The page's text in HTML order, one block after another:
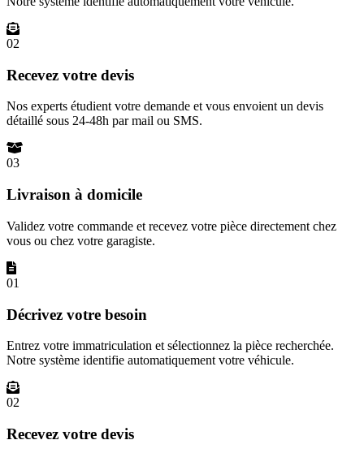
02
Recevez votre devis
Nos experts étudient votre demande et vous envoient un devis
détaillé sous 24-48h par mail ou SMS.
03
Livraison à domicile
Validez votre commande et recevez votre pièce directement chez
vous ou chez votre garagiste.
01
Décrivez votre besoin
Entrez votre immatriculation et sélectionnez la pièce recherchée.
Notre système identifie automatiquement votre véhicule.
02
Recevez votre devis